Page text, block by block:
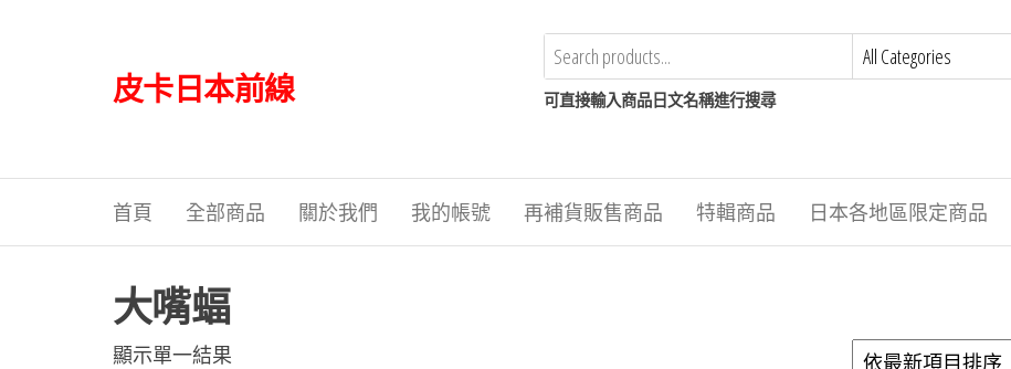
皮卡日本前線 可直接輸入商品日文名稱進行搜尋
首頁 全部商品 關於我們 我的帳號 再補貨販售商品 特輯商品 日本各地區限定商品
大嘴蝠
顯示單一結果